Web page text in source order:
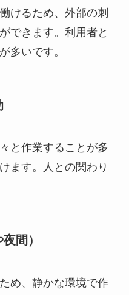
けるため、外部の刺
できます。利用者と
多いです。
と作業することが多
ます。人との関わり
間）
め、静かな環境で作